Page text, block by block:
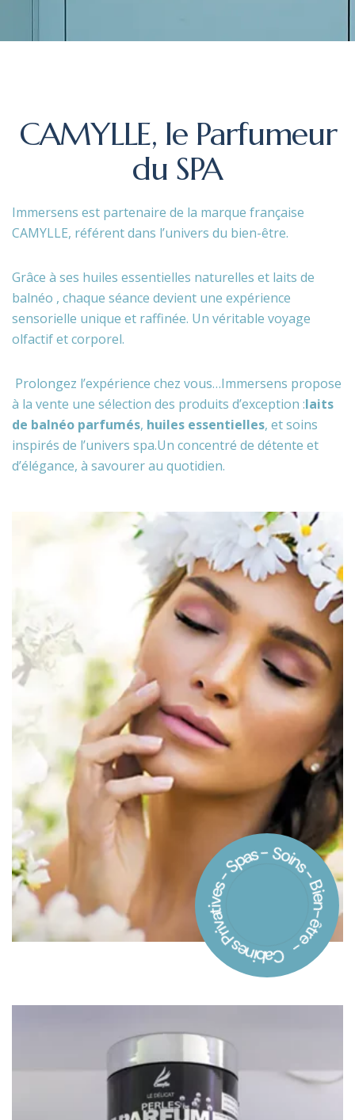
CAMYLLE, le Parfumeur
du SPA
Immersens est partenaire de la marque française
CAMYLLE, référent dans l’univers du bien-être.
Grâce à ses huiles essentielles naturelles et laits de
balnéo , chaque séance devient une expérience
sensorielle unique et raffinée. Un véritable voyage
olfactif et corporel.
Prolongez l’expérience chez vous…Immersens propose
à la vente une sélection des produits d’exception :laits
de balnéo parfumés, huiles essentielles, et soins
inspirés de l’univers spa.Un concentré de détente et
d’élégance, à savourer au quotidien.
Cabines Privatives - Spas - Soins - Bien-être -